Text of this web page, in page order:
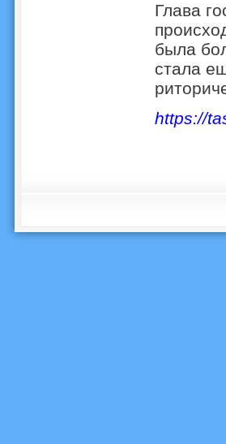
Глава
была
стала
https://